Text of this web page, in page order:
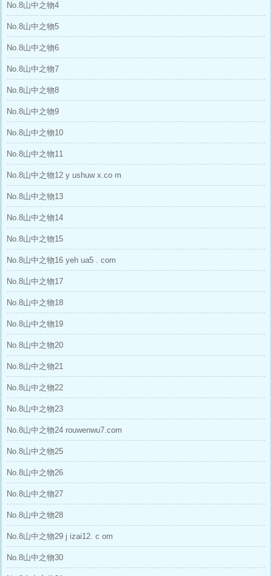
No.8山中之物4
No.8山中之物5
No.8山中之物6
No.8山中之物7
No.8山中之物8
No.8山中之物9
No.8山中之物10
No.8山中之物11
No.8山中之物12 y ushuw x.co m
No.8山中之物13
No.8山中之物14
No.8山中之物15
No.8山中之物16 yeh ua5 . com
No.8山中之物17
No.8山中之物18
No.8山中之物19
No.8山中之物20
No.8山中之物21
No.8山中之物22
No.8山中之物23
No.8山中之物24 rouwenwu7.com
No.8山中之物25
No.8山中之物26
No.8山中之物27
No.8山中之物28
No.8山中之物29 j izai12. c om
No.8山中之物30